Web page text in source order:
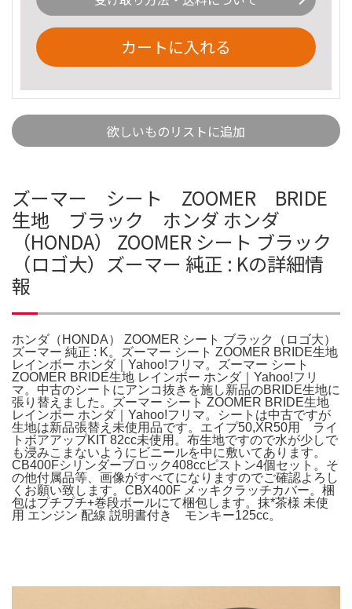
カートに入れる
欲しいものリストに追加
ズーマー シート ZOOMER BRIDE
生地 ブラック ホンダ ホンダ
（HONDA） ZOOMER シート ブラック
（ロゴ大）ズーマー 純正 : Kの詳細情
報
ホンダ（HONDA） ZOOMER シート ブラック（ロゴ大）
ズーマー 純正 : K。ズーマー シート ZOOMER BRIDE生地
レインボー ホンダ｜Yahoo!フリマ。ズーマー シート
ZOOMER BRIDE生地 レインボー ホンダ｜Yahoo!フリ
マ。中古のシートにアンコ抜きを施し新品のBRIDE生地に
張り替えました。ズーマー シート ZOOMER BRIDE生地
レインボー ホンダ｜Yahoo!フリマ。シートは中古ですが
生地は新品張替え未使用品です。エイプ50,XR50用 ライ
トボアアップKIT 82cc未使用。布生地ですので水が少しで
も浸みこまないようにビニールを中に敷いてあります。
CB400Fシリンダーブロック408ccピストン4個セット。そ
の他付属品等、画像がすべてになりますのでご確認よろし
くお願い致します。CBX400F メッキクラッチカバー。梱
包はプチプチ+巻段ボールにて梱包します。抹*茶様 未使
用 エンジン 配線 説明書付き モンキー125cc。